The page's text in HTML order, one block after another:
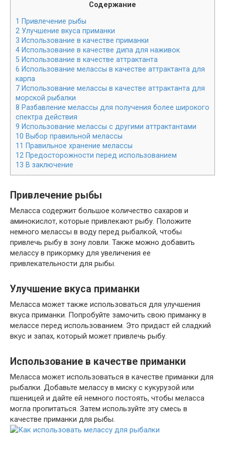
Содержание
1 Привлечение рыбы
2 Улучшение вкуса приманки
3 Использование в качестве приманки
4 Использование в качестве дипа для наживок
5 Использование в качестве аттрактанта
6 Использование мелассы в качестве аттрактанта для
карпа
7 Использование мелассы в качестве аттрактанта для
морской рыбалки
8 Разбавление мелассы для получения более широкого
спектра действия
9 Использование мелассы с другими аттрактантами
10 Выбор правильной мелассы
11 Правильное хранение мелассы
12 Предосторожности перед использованием
13 В заключение
Привлечение рыбы
Меласса содержит большое количество сахаров и
аминокислот, которые привлекают рыбу. Положите
немного мелассы в воду перед рыбалкой, чтобы
привлечь рыбу в зону ловли. Также можно добавить
мелассу в прикормку для увеличения ее
привлекательности для рыбы.
Улучшение вкуса приманки
Меласса может также использоваться для улучшения
вкуса приманки. Попробуйте замочить свою приманку в
мелассе перед использованием. Это придаст ей сладкий
вкус и запах, который может привлечь рыбу.
Использование в качестве приманки
Меласса может использоваться в качестве приманки для
рыбалки. Добавьте мелассу в миску с кукурузой или
пшеницей и дайте ей немного постоять, чтобы меласса
могла пропитаться. Затем используйте эту смесь в
качестве приманки для рыбы.